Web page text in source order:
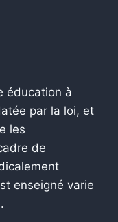
éducation à
par la loi, et
les
de
enseigné varie